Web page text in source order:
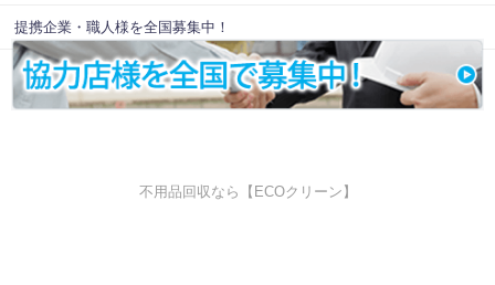
提携企業・職人様を全国募集中！
不用品回収なら【ECOクリーン】